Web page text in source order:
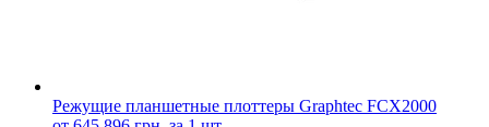
Режущие планшетные плоттеры Graphtec FCX2000